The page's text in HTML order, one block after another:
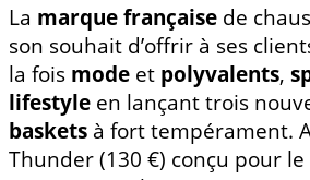
La marque française de
son souhait d’offrir à ses
la fois mode et polyvalents,
lifestyle en lançant trois
baskets à fort tempérament.
Thunder (130 €) conçu pour